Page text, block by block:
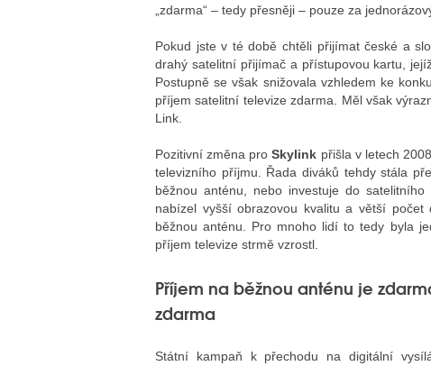
„zdarma“ – tedy přesněji – pouze za
Pokud jste v té době chtěli přijímat české a
drahý satelitní přijímač a přístupovou kartu,
Postupně se však snižovala vzhledem ke
příjem satelitní televize zdarma. Měl však
Link.
Pozitivní změna proSkylink přišla v letech
televizního příjmu. Řada diváků tehdy stála
běžnou anténu, nebo investuje do
nabízel vyšší obrazovou kvalitu a větší
běžnou anténu. Pro mnoho lidí to tedy byla
příjem televize strmě vzrostl.
Příjem na běžnou anténu je
zdarma
Státní kampaň k přechodu na digitální